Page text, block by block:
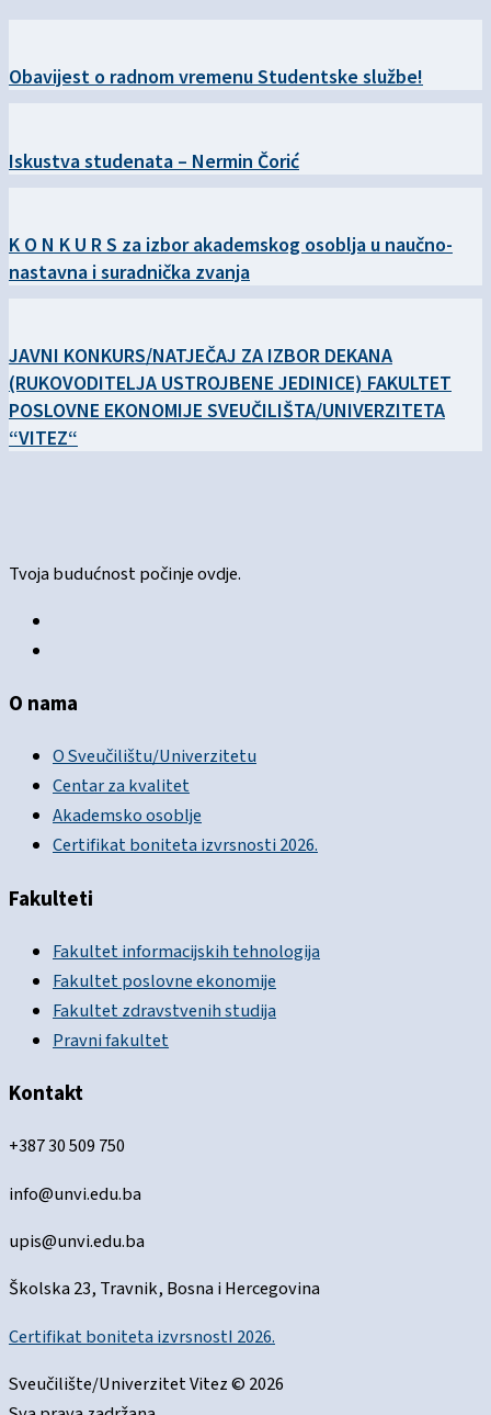
Obavijest o radnom vremenu Studentske službe!
Iskustva studenata – Nermin Čorić
K O N K U R S za izbor akademskog osoblja u naučno-
nastavna i suradnička zvanja
JAVNI KONKURS/NATJEČAJ ZA IZBOR DEKANA
(RUKOVODITELJA USTROJBENE JEDINICE) FAKULTET
POSLOVNE EKONOMIJE SVEUČILIŠTA/UNIVERZITETA
“VITEZ“
Tvoja budućnost počinje ovdje.
O nama
O Sveučilištu/Univerzitetu
Centar za kvalitet
Akademsko osoblje
Certifikat boniteta izvrsnosti 2026.
Fakulteti
Fakultet informacijskih tehnologija
Fakultet poslovne ekonomije
Fakultet zdravstvenih studija
Pravni fakultet
Kontakt
+387 30 509 750
info@unvi.edu.ba
upis@unvi.edu.ba
Školska 23, Travnik, Bosna i Hercegovina
Certifikat boniteta izvrsnostI 2026.
Sveučilište/Univerzitet Vitez © 2026